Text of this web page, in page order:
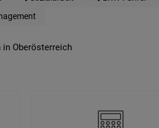
in Oberösterreich